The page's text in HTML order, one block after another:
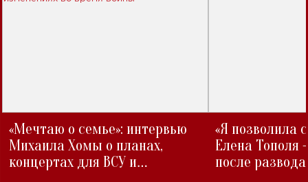
«Мечтаю о семье»: интервью
Михаила Хомы о планах,
концертах для ВСУ и
«Я позволила
Елена Тополя
после развода